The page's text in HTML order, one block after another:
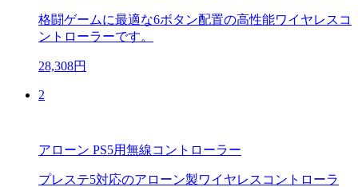
格闘ゲームに最適な6ボタン配置の高性能ワイヤレスコ
ントローラーです。
28,308円
2
アローン PS5用無線コントローラー
プレステ5対応のアローン製ワイヤレスコントローラ